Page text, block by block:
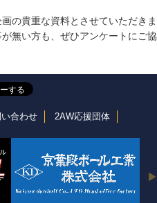
の貴重な資料とさせていただきま
無い方も、ぜひアンケートにご協
い合わせ 2AW応援団体